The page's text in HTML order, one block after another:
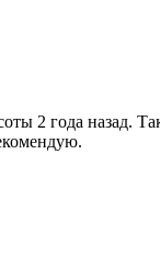
2 года назад.